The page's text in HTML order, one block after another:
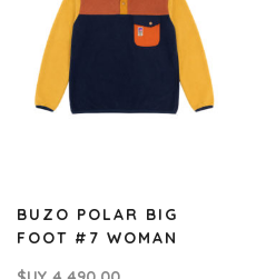
BUZO POLAR BIG
FOOT #7 WOMAN